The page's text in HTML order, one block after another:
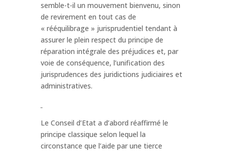
semble-t-il un mouvement bienvenu, sinon
de revirement en tout cas de
« rééquilibrage » jurisprudentiel tendant à
assurer le plein respect du principe de
réparation intégrale des préjudices et, par
voie de conséquence, l’unification des
jurisprudences des juridictions judiciaires et
administratives.
Le Conseil d’Etat a d’abord réaffirmé le
principe classique selon lequel la
circonstance que l’aide par une tierce